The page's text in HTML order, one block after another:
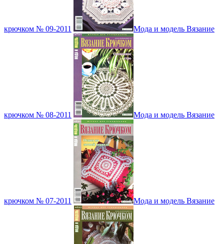
крючком № 09-2011 Мода и модель Вязание
крючком № 08-2011 Мода и модель Вязание
крючком № 07-2011 Мода и модель Вязание